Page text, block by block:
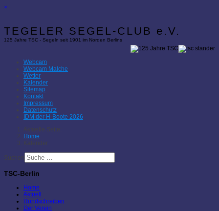
×
TEGELER SEGEL-CLUB e.V.
125 Jahre TSC - Segeln seit 1901 im Norden Berlins
Webcam
Webcam Malche
Wetter
Kalender
Sitemap
Kontakt
Impressum
Datenschutz
IDM der H-Boote 2026
Aktuelle Seite:
Home
Kalender
Suchen
TSC-Berlin
Home
Aktuell
Rundschreiben
Der Verein